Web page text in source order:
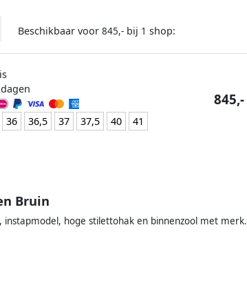
Beschikbaar voor 845,- bij 1 shop:
36 36,5 37 37,5 40 41
845,-
Bruin
instapmodel, hoge stilettohak en binnenzool met merk.